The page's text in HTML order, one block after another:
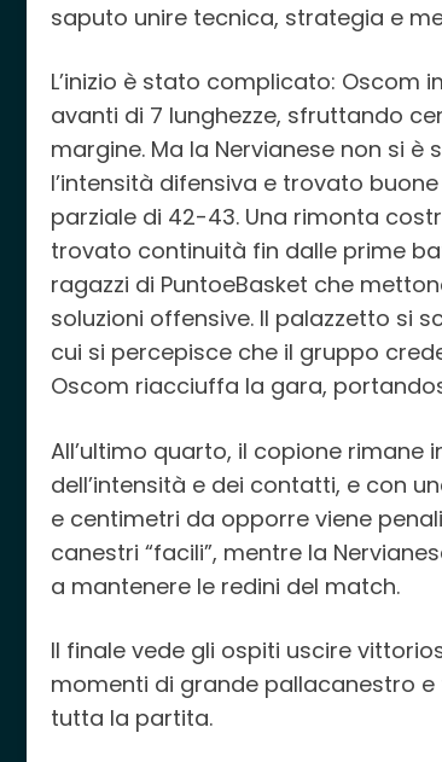
saputo unire tecnica, strategia e
L’inizio è stato complicato:
avanti di 7 lunghezze, sfruttando
margine. Ma la Nervianese non si
l’intensità difensiva e trovato
parziale di 42-43. Una rimonta
trovato continuità fin dalle prime
ragazzi di PuntoeBasket che
soluzioni offensive. Il palazzetto si
cui si percepisce che il gruppo
Oscom riacciuffa la gara,
All’ultimo quarto, il copione rimane
dell’intensità e dei contatti, e con
e centimetri da opporre viene
canestri “facili”, mentre la
a mantenere le redini del match.
Il finale vede gli ospiti uscire
momenti di grande pallacanestro
tutta la partita.